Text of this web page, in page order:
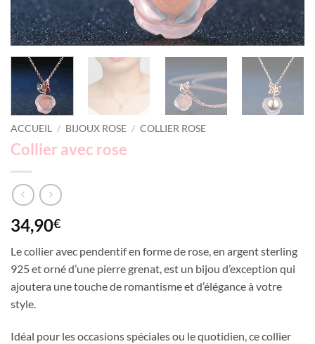
ACCUEIL / BIJOUX ROSE / COLLIER ROSE
Collier avec rose
34,90€
Le collier avec pendentif en forme de rose, en argent sterling
925 et orné d’une pierre grenat, est un bijou d’exception qui
ajoutera une touche de romantisme et d’élégance à votre
style.
Idéal pour les occasions spéciales ou le quotidien, ce collier